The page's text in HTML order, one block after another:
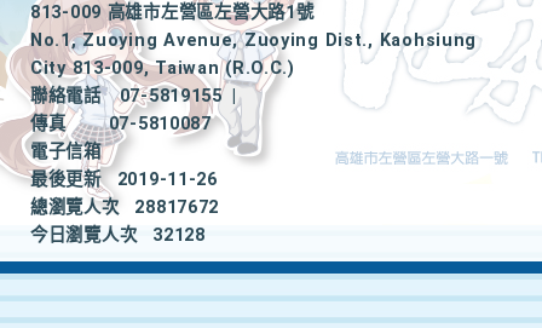
813-009 高雄市左營區左營大路1號
No.1, Zuoying Avenue, Zuoying Dist., Kaohsiung
City 813-009, Taiwan (R.O.C.)
聯絡電話
07-5819155
|
傳真
07-5810087
電子信箱
最後更新
2019-11-26
總瀏覽人次
28817672
今日瀏覽人次
32128